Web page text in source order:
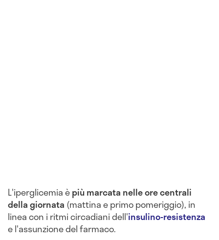
L'iperglicemia èpiù marcata nelle ore centrali
della giornata (mattina e primo pomeriggio), in
linea con i ritmi circadiani dell'insulino-resistenza
e l'assunzione del farmaco.